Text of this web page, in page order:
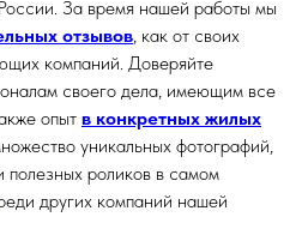
За время нашей работы мы
отзывов , как от своих
компаний. Доверяйте
своего дела, имеющим все
опыт в конкретных жилых
уникальных фотографий,
полезных роликов в самом
других компаний нашей